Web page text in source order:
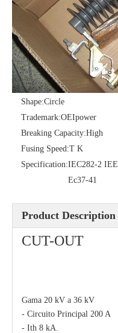
Inquire
Model NO.:PRW-33-100
Shape:Circle
Trademark:OEIpower
Breaking Capacity:High
Fusing Speed:T K
Specification:IEC282-2 IEE
Ec37-41
Product Description
CUT-OUT
Gama 20 kV a 36 kV
- Circuito Principal 200 A
- Ith 8 kA.